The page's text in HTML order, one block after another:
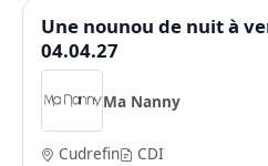
Une nounou de nuit à
04.04.27
Ma Nanny
Cudrefin CDI